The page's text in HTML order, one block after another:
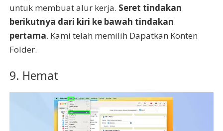
untuk membuat alur kerja. Seret tindakan
berikutnya dari kiri ke bawah tindakan
pertama. Kami telah memilih Dapatkan Konten
Folder.
9. Hemat